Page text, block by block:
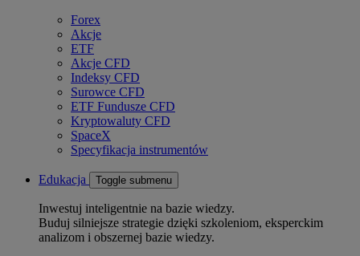
Forex
Akcje
ETF
Akcje CFD
Indeksy CFD
Surowce CFD
ETF Fundusze CFD
Kryptowaluty CFD
SpaceX
Specyfikacja instrumentów
Edukacja Toggle submenu
Inwestuj inteligentnie na bazie wiedzy.
Buduj silniejsze strategie dzięki szkoleniom, eksperckim
analizom i obszernej bazie wiedzy.